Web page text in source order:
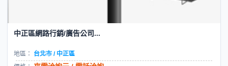
中正區網路行銷/廣告公司...
地區：
台北市 / 中正區